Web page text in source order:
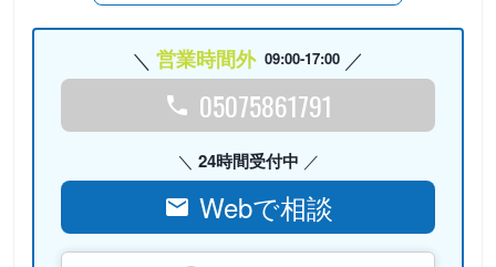
営業時間外 09:00-17:00
05075861791
24時間受付中
Webで相談